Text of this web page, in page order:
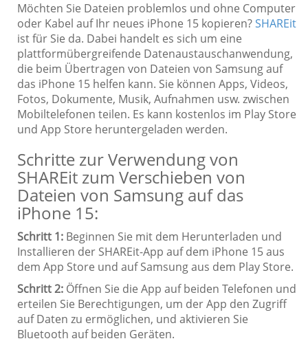
Möchten Sie Dateien problemlos und ohne Computer
oder Kabel auf Ihr neues iPhone 15 kopieren?SHAREit
ist für Sie da. Dabei handelt es sich um eine
plattformübergreifende Datenaustauschanwendung,
die beim Übertragen von Dateien von Samsung auf
das iPhone 15 helfen kann. Sie können Apps, Videos,
Fotos, Dokumente, Musik, Aufnahmen usw. zwischen
Mobiltelefonen teilen. Es kann kostenlos im Play Store
und App Store heruntergeladen werden.
Schritte zur Verwendung von
SHAREit zum Verschieben von
Dateien von Samsung auf das
iPhone 15:
Schritt 1: Beginnen Sie mit dem Herunterladen und
Installieren der SHAREit-App auf dem iPhone 15 aus
dem App Store und auf Samsung aus dem Play Store.
Schritt 2: Öffnen Sie die App auf beiden Telefonen und
erteilen Sie Berechtigungen, um der App den Zugriff
auf Daten zu ermöglichen, und aktivieren Sie
Bluetooth auf beiden Geräten.